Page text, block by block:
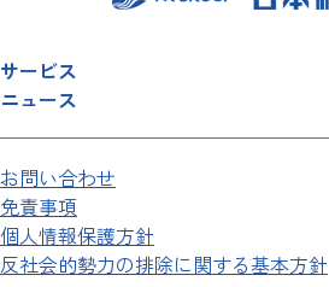
サービス
ニュース
お問い合わせ
免責事項
個人情報保護方針
反社会的勢力の排除に関する基本方針